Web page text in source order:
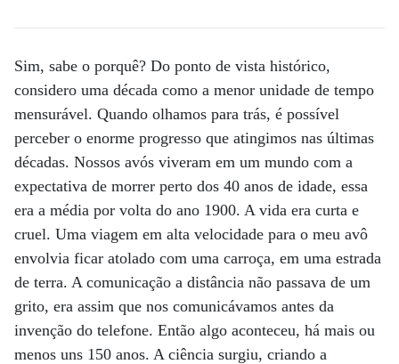
Sim, sabe o porquê? Do ponto de vista histórico,
considero uma década como a menor unidade de tempo
mensurável. Quando olhamos para trás, é possível
perceber o enorme progresso que atingimos nas últimas
décadas. Nossos avós viveram em um mundo com a
expectativa de morrer perto dos 40 anos de idade, essa
era a média por volta do ano 1900. A vida era curta e
cruel. Uma viagem em alta velocidade para o meu avô
envolvia ficar atolado com uma carroça, em uma estrada
de terra. A comunicação a distância não passava de um
grito, era assim que nos comunicávamos antes da
invenção do telefone. Então algo aconteceu, há mais ou
menos uns 150 anos. A ciência surgiu, criando a